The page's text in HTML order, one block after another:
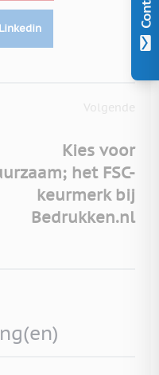
Kies voor
het FSC-
keurmerk bij
Bedrukken.nl